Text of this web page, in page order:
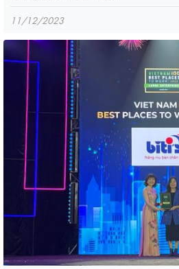
11/12/2023